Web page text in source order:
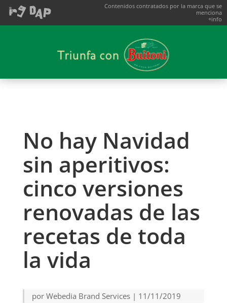
Contenidos contratados por la marca que se
menciona
+info
No hay Navidad
sin aperitivos:
cinco versiones
renovadas de las
recetas de toda
la vida
por Webedia Brand Services| 11/11/2019